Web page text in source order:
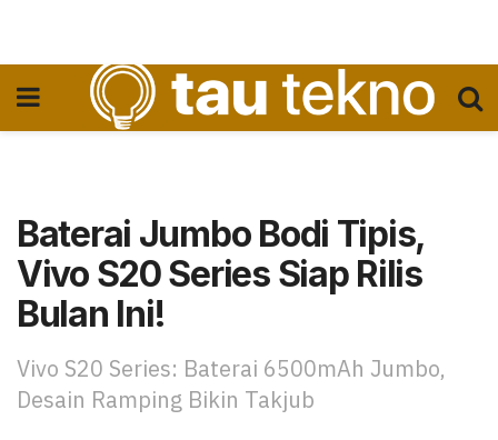
Baterai Jumbo Bodi Tipis,
Vivo S20 Series Siap Rilis
Bulan Ini!
Vivo S20 Series: Baterai 6500mAh Jumbo,
Desain Ramping Bikin Takjub